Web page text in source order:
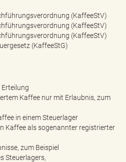
(KaffeeStV)
(KaffeeStV)
(KaffeeStV)
(KaffeeStG)
Kaffee nur mit Erlaubnis, zum
in einem Steuerlager
Kaffee als sogenannter registrierter
zum Beispiel
Steuerlagers,